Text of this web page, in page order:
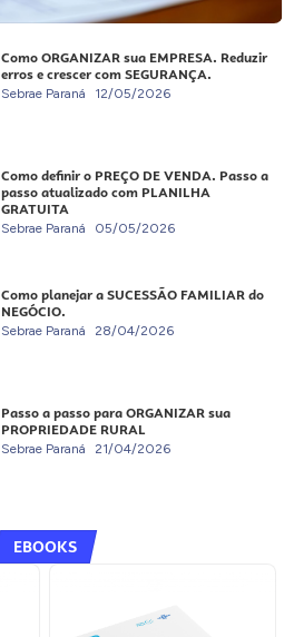
Como ORGANIZAR sua EMPRESA. Reduzir
erros e crescer com SEGURANÇA.
Sebrae Paraná 12/05/2026
Como definir o PREÇO DE VENDA. Passo a
passo atualizado com PLANILHA
GRATUITA
Sebrae Paraná 05/05/2026
Como planejar a SUCESSÃO FAMILIAR do
NEGÓCIO.
Sebrae Paraná 28/04/2026
Passo a passo para ORGANIZAR sua
PROPRIEDADE RURAL
Sebrae Paraná 21/04/2026
EBOOKS